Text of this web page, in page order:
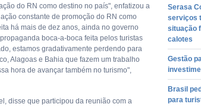
Serasa
serviços
situação
calotes
Gestão
Brasil
para
do RN como destino no país", enfatizou a
constante de promoção do RN como
há mais de dez anos, ainda no governo
boca-a-boca feita pelos turistas
estamos gradativamente perdendo para
Alagoas e Bahia que fazem um trabalho
hora de avançar também no turismo",
disse que participou da reunião com a